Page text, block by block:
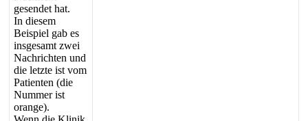
gesendet hat.
In diesem
Beispiel gab es
insgesamt zwei
Nachrichten und
die letzte ist vom
Patienten (die
Nummer ist
orange).